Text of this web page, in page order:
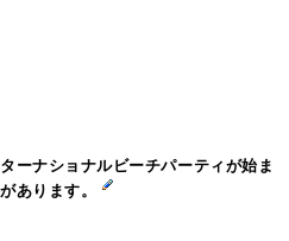
ーナショナルビーチパーティが始ま
あります。